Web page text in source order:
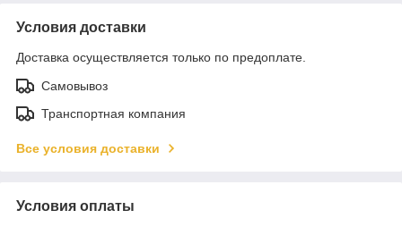
Условия доставки
Доставка осуществляется только по предоплате.
Самовывоз
Транспортная компания
Все условия доставки
Условия оплаты